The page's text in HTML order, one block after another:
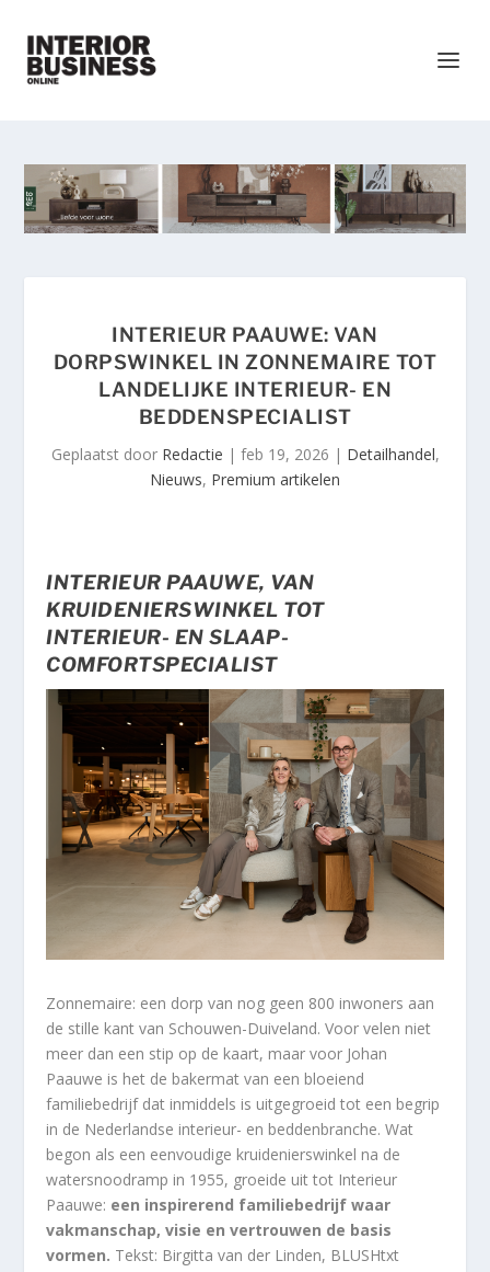
INTERIEUR PAAUWE: VAN
DORPSWINKEL IN ZONNEMAIRE TOT
LANDELIJKE INTERIEUR- EN
BEDDENSPECIALIST
Geplaatst door Redactie | feb 19, 2026 | Detailhandel,
Nieuws, Premium artikelen
INTERIEUR PAAUWE, VAN
KRUIDENIERSWINKEL TOT
INTERIEUR- EN SLAAP-
COMFORTSPECIALIST
Zonnemaire: een dorp van nog geen 800 inwoners aan
de stille kant van Schouwen-Duiveland. Voor velen niet
meer dan een stip op de kaart, maar voor Johan
Paauwe is het de bakermat van een bloeiend
familiebedrijf dat inmiddels is uitgegroeid tot een begrip
in de Nederlandse interieur- en beddenbranche. Wat
begon als een eenvoudige kruidenierswinkel na de
watersnoodramp in 1955, groeide uit tot Interieur
Paauwe: een inspirerend familiebedrijf waar
vakmanschap, visie en vertrouwen de basis
vormen. Tekst: Birgitta van der Linden, BLUSHtxt